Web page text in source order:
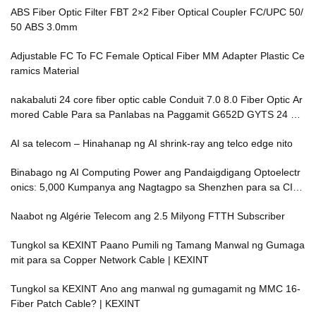
ABS Fiber Optic Filter FBT 2×2 Fiber Optical Coupler FC/UPC 50/
50 ABS 3.0mm
Adjustable FC To FC Female Optical Fiber MM Adapter Plastic Ce
ramics Material
nakabaluti 24 core fiber optic cable Conduit 7.0 8.0 Fiber Optic Ar
mored Cable Para sa Panlabas na Paggamit G652D GYTS 24 48
AI sa telecom – Hinahanap ng AI shrink-ray ang telco edge nito
Binabago ng AI Computing Power ang Pandaigdigang Optoelectr
onics: 5,000 Kumpanya ang Nagtagpo sa Shenzhen para sa CIO
Naabot ng Algérie Telecom ang 2.5 Milyong FTTH Subscriber
Tungkol sa KEXINT Paano Pumili ng Tamang Manwal ng Gumaga
mit para sa Copper Network Cable | KEXINT
Tungkol sa KEXINT Ano ang manwal ng gumagamit ng MMC 16-
Fiber Patch Cable? | KEXINT